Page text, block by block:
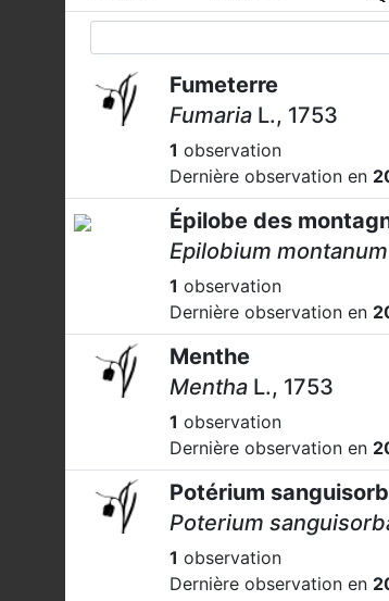
Fumeterre
Fumaria L., 1753
1 observation
Dernière observation en
Épilobe des
Epilobium montanum
1 observation
Dernière observation en
Menthe
Mentha L., 1753
1 observation
Dernière observation en
Potérium
Poterium
1 observation
Dernière observation en